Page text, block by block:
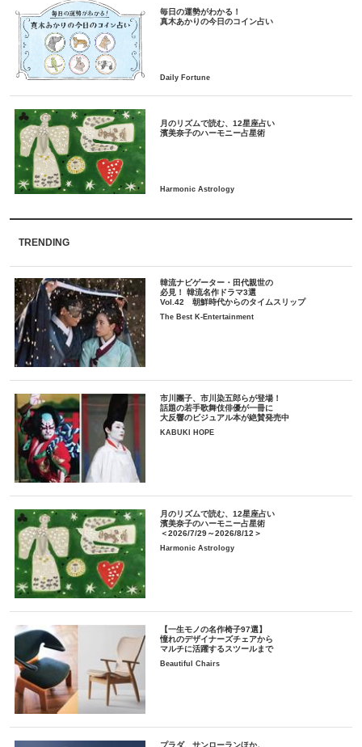
毎日の運勢がわかる！
月のリズムで読む、12星座占い
TRENDING
韓流ナビゲーター・田代親世の
必見！ 韓流名作ドラマ3選
Vol.42 朝鮮時代からのタイムスリップ
The Best K-Entertainment
市川團子、市川染五郎らが登場！
話題の若手歌舞伎俳優が一冊に
大反響のビジュアル本が絶賛発売中
KABUKI HOPE
月のリズムで読む、12星座占い
濱美奈子のハーモニー占星術
＜2026/7/29～2026/8/12＞
Harmonic Astrology
【一生モノの名作椅子97選】
憧れのデザイナーズチェアから
マルチに活躍するスツールまで
Beautiful Chairs